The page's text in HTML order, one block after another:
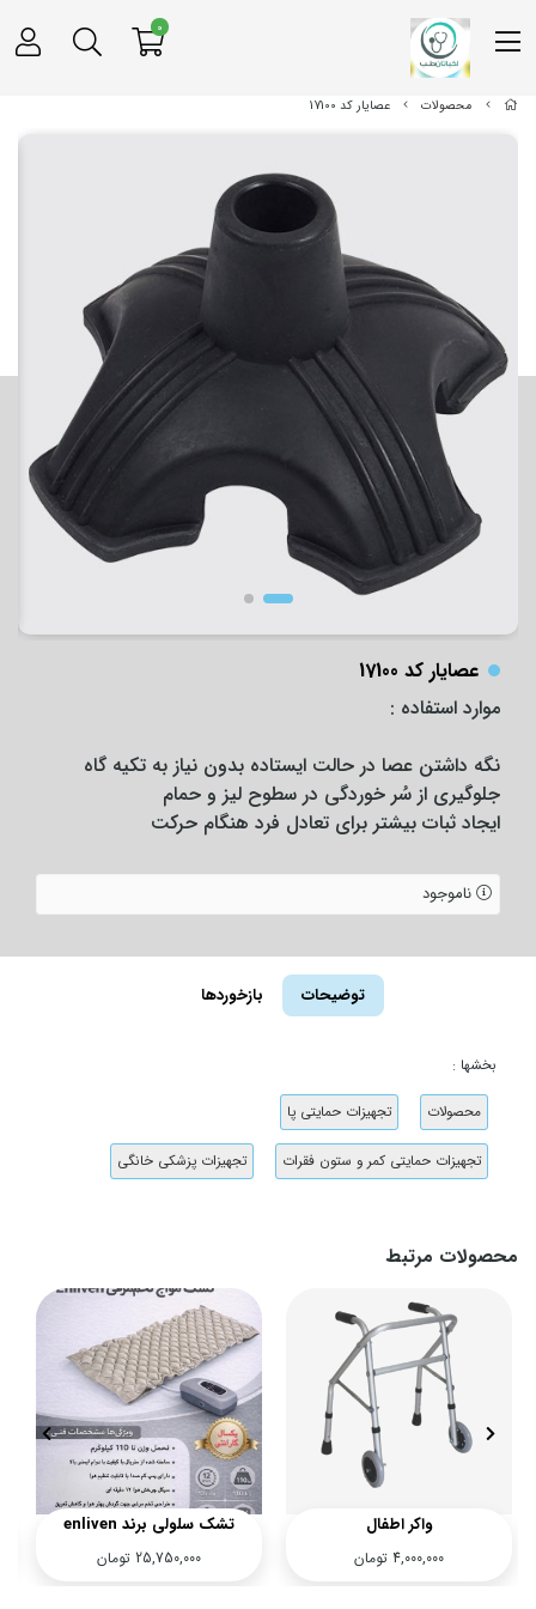
محصولات عصایار کد 17100
عصایار کد 17100
موارد استفاده :
نگه داشتن عصا در حالت ایستاده بدون نیاز به تکیه گاه
جلوگیری از سُر خوردگی در سطوح لیز و حمام
ایجاد ثبات بیشتر برای تعادل فرد هنگام حرکت
ناموجود
توضیحات بازخوردها
بخشها :
محصولات تجهیزات حمایتی پا
تجهیزات حمایتی کمر و ستون فقرات تجهیزات پزشکی خانگی
محصولات مرتبط
واکر اطفال
4,000,000 تومان
تشک سلولی برند enliven
25,750,000 تومان
0